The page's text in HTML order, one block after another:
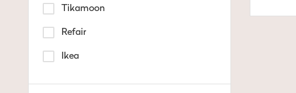
Tikamoon
Refair
Ikea